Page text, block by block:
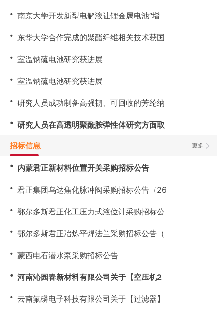
・ 南京大学开发新型电解液让锂金属电池“增
・ 东华大学合作完成的聚酯纤维相关技术获国
・ 室温钠硫电池研究获进展
・ 室温钠硫电池研究获进展
・ 研究人员成功制备高强韧、可回收的芳纶纳
・ 研究人员在高透明聚酰胺弹性体研究方面取
更多
招标信息
・ 内蒙君正新材料位置开关采购招标公告
・ 君正集团乌达焦化脉冲阀采购招标公告（26
・ 鄂尔多斯君正化工压力式液位计采购招标公
・ 鄂尔多斯君正冶炼平焊法兰采购招标公告（
・ 蒙西电石潜水泵采购招标公告
・ 河南沁园春新材料有限公司关于【空压机2
・ 云南氟磷电子科技有限公司关于【过滤器】